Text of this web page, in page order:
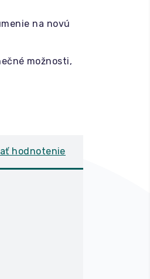
na novú
možnosti,
hodnotenie